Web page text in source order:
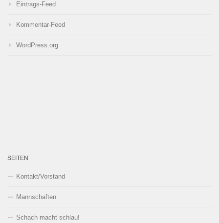
Eintrags-Feed
Kommentar-Feed
WordPress.org
SEITEN
Kontakt/Vorstand
Mannschaften
Schach macht schlau!